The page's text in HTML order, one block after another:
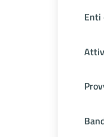
Enti